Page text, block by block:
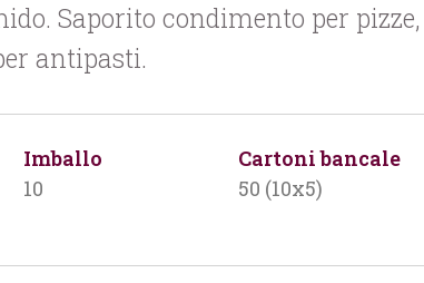
Saporito condimento per pizze,
antipasti.
Imballo
Cartoni bancale
10 50 (10x5)